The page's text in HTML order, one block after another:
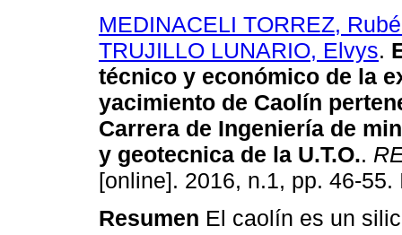
MEDINACELI TORREZ,
TRUJILLO LUNARIO, Elvys.
técnico y económico de la
yacimiento de Caolín
Carrera de Ingeniería de
y geotecnica de la U.T.O..
[online]. 2016, n.1, pp. 46-55.
Resumen El caolín es un